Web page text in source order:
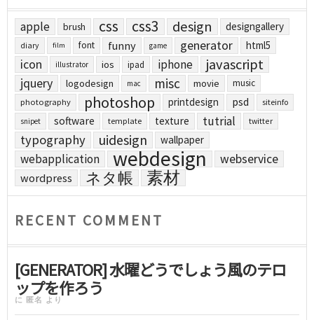
apple brush css css3 design designgallery
diary film font funny game generator html5
icon illustrator ios ipad iphone javascript
jquery logodesign mac misc movie music
photography photoshop printdesign psd siteinfo
snipet software template texture tutrial twitter
typography uidesign wallpaper
webapplication webdesign webservice
wordpress ネタ帳 素材
RECENT COMMENT
[GENERATOR] 水曜どうでしょう風のテロ
ップを作ろう
に 匿名 より